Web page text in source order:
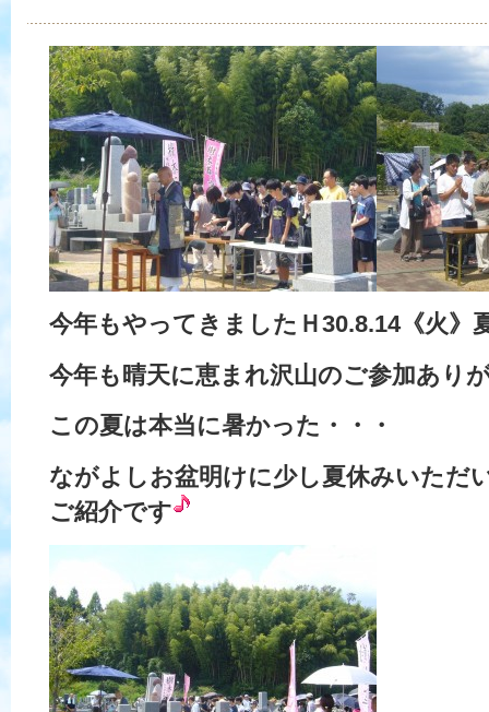
今年もやってきましたＨ30.8.14《火》
今年も晴天に恵まれ沢山のご参加あり
この夏は本当に暑かった・・・
ながよしお盆明けに少し夏休みいただ
ご紹介です